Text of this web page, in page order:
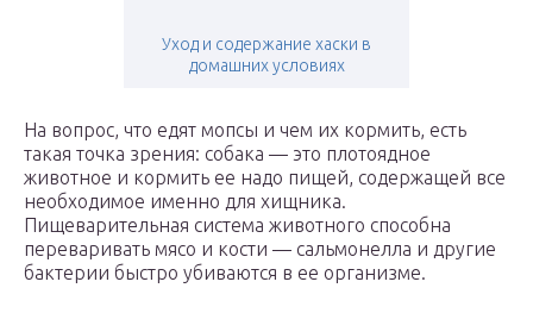
Уход и содержание хаски в
домашних условиях
На вопрос, что едят мопсы и чем их кормить, есть
такая точка зрения: собака — это плотоядное
животное и кормить ее надо пищей, содержащей все
необходимое именно для хищника.
Пищеварительная система животного способна
переваривать мясо и кости — сальмонелла и другие
бактерии быстро убиваются в ее организме.